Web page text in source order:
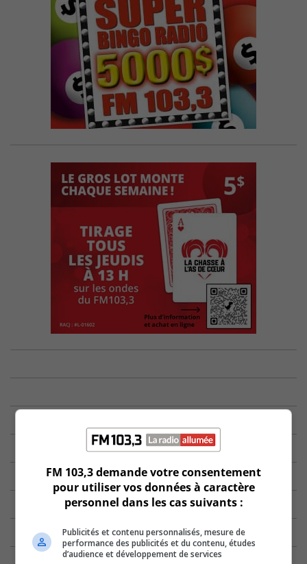
FM 103,3 demande votre consentement
pour utiliser vos données à caractère
personnel dans les cas suivants :
Publicités et contenu personnalisés, mesure de
performance des publicités et du contenu, études
d’audience et développement de services